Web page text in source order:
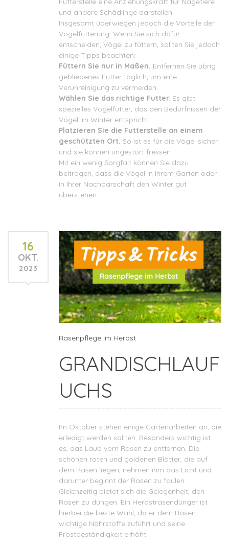
und andere Schädlinge darstellen.
Insgesamt überwiegen jedoch die Vorteile der
Vogelfütterung. Wenn Sie sich dafür
entscheiden, Vögel zu füttern, sollten Sie jedoch
einige Tipps beachten:
Füttern Sie nur in Maßen. Entfernen Sie übrig
gebliebenes Futter täglich, um eine
Verunreinigung zu vermeiden.
Wählen Sie das richtige Futter. Es gibt
spezielles Vogelfutter, das den Bedürfnissen der
Vögel im Winter entspricht.
Platzieren Sie die Futterstelle an einem
geschützten Ort. So ist es für die Vögel sicher
und sie können ungestört fressen.
Mit ein wenig Sorgfalt können Sie dazu
beitragen, dass die Vögel in Ihrem Garten oder
in Ihrer Nachbarschaft den Winter gut
überstehen.
16
OKT.
2023
Rasenpflege im Herbst
GRANDISCHLAUF
UCHS
Im Oktober stehen einige Gartenarbeiten an, die
erledigt werden sollten. Besonders wichtig ist
es, das Laub vom Rasen zu entfernen. Die
schönen roten und goldenen Blätter, die auf
dem Rasen liegen, nehmen ihm das Licht und
darunter beginnt der Rasen zu faulen.
Gleichzeitig bietet sich die Gelegenheit, den
Rasen zu düngen. Ein Herbstrasendünger ist
hierbei die beste Wahl, da er dem Rasen
wichtige Nährstoffe zuführt und seine
Frostbeständigkeit erhöht.